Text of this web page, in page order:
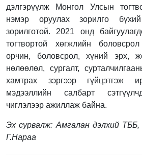
дэлгэрүүлж Монгол Улсын
нэмэр оруулах зорилго
зорилготой. 2021 онд
тогтвортой хөгжлийн
орчин, боловсрол, хүний эрх,
нөлөөлөл, сургалт,
хамтрах зэргээр гүйцэтгэж
мэдээллийн салбарт
чиглэлээр ажиллаж байна.
Эх сурвалж: Амгалан дэлхий ТББ,
Г.Нараа